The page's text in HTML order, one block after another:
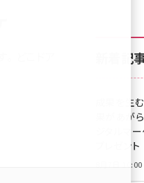
どこドア
新着記
成果を生
果があが
ジタルマ
プレゼント
8月7日 10:00